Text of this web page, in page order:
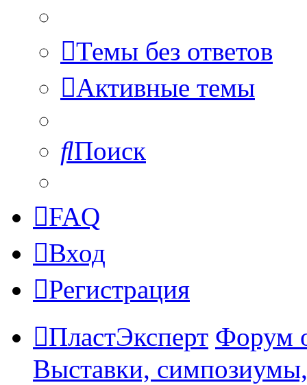
Темы без ответов
Активные темы
Поиск
FAQ
Вход
Регистрация
ПластЭксперт Форум
Выставки,